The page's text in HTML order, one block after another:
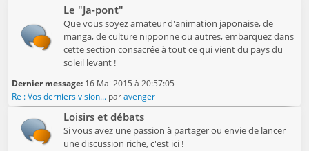
Le "Ja-pont"
Que vous soyez amateur d'animation japonaise, de
manga, de culture nipponne ou autres, embarquez dans
cette section consacrée à tout ce qui vient du pays du
soleil levant !
Dernier message: 16 Mai 2015 à 20:57:05
Re : Vos derniers vision... paravenger
Loisirs et débats
Si vous avez une passion à partager ou envie de lancer
une discussion riche, c'est ici !